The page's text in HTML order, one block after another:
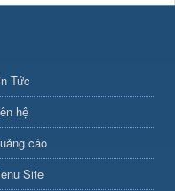
Tức
hệ
cáo
Site